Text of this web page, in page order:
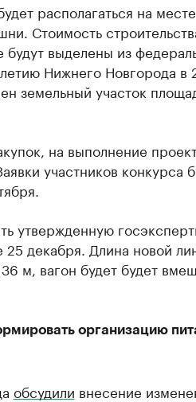
располагаться на месте
Стоимость
выделены из
Нижнего Новгорода в
земельный участок
на выполнение
участников конкурса
утвержденную
декабря. Длина новой
м, вагон будет будет
организацию
обсудили внесение